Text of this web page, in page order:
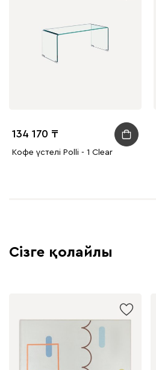
134 170
Кофе үстелі Polli - 1 Clear
Сізге қолайлы